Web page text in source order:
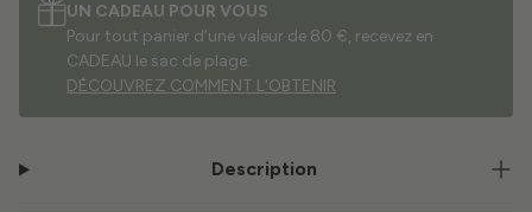
UN CADEAU POUR VOUS
Pour tout panier d'une valeur de 80 €, recevez en
CADEAU le sac de plage.
DÉCOUVREZ COMMENT L'OBTENIR
Description